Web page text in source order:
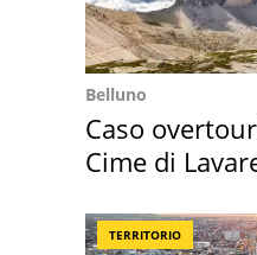
Belluno
Caso
Cime di
TERRITORIO